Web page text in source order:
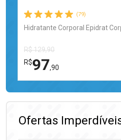
(79)
Hidratante Corporal Epidrat
R$ 129,90
R$97,90
Ofertas